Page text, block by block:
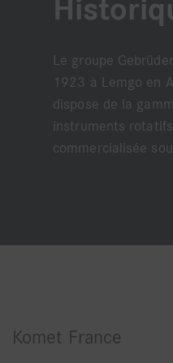
Le groupe
1923 à Lemgo en
dispose de la
instruments
commercialisée
Komet France